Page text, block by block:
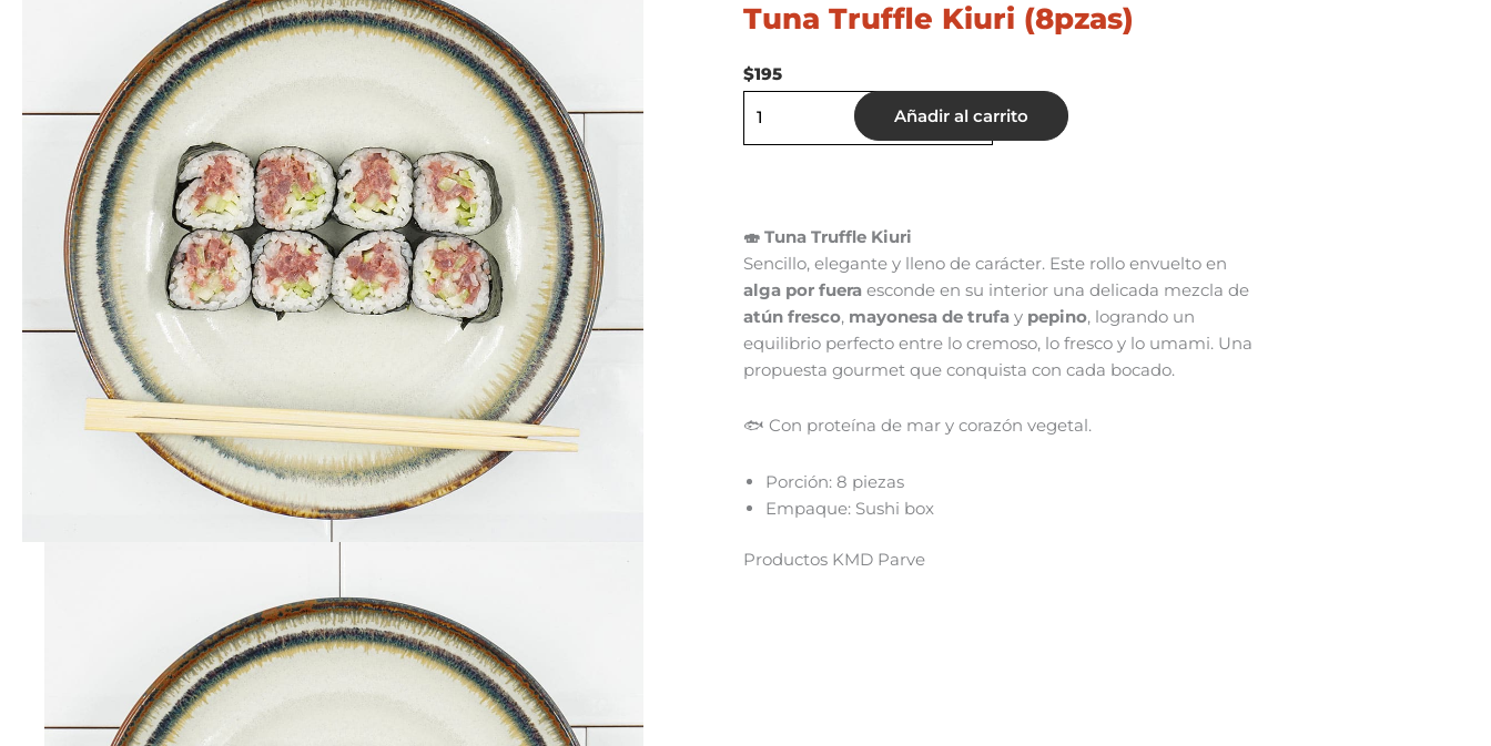
Tuna Truffle Kiuri (8pzas)
$195
Truffle
Añadir al carrito
🍣 Tuna Truffle Kiuri
Sencillo, elegante y lleno de carácter. Este rollo envuelto en
alga por fuera esconde en su interior una delicada mezcla de
atún fresco, mayonesa de trufa y pepino, logrando un
equilibrio perfecto entre lo cremoso, lo fresco y lo umami. Una
propuesta gourmet que conquista con cada bocado.
🐟 Con proteína de mar y corazón vegetal.
Porción: 8 piezas
Empaque: Sushi box
Productos KMD Parve